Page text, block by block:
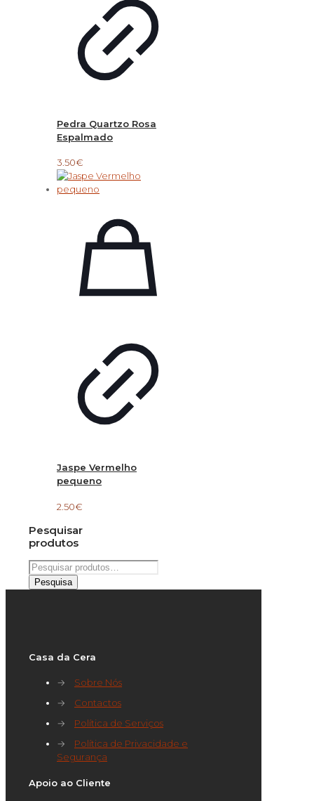
Pedra Quartzo Rosa
Espalmado
3.50€
Jaspe Vermelho
pequeno
2.50€
Pesquisar
produtos
Pesquisar
por:
Pesquisa
Casa da Cera
→
Sobre Nós
→
Contactos
→
Política de Serviços
→
Política de Privacidade e
Segurança
Apoio ao Cliente